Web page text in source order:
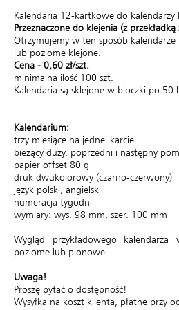
Kalendaria 12-kartkowe do kalendarzy
Przeznaczone do klejenia (z
Otrzymujemy w ten sposób
lub poziome klejone.
Cena - 0,60 zł/szt.
minimalna ilość 100 szt.
Kalendaria są sklejone w bloczki po
Kalendarium:
trzy miesiące na jednej karcie
bieżący duży, poprzedni i następny
papier offset 80 g
druk dwukolorowy (czarno-czerwony)
język polski, angielski
numeracja tygodni
wymiary: wys. 98 mm, szer. 100 mm
Wygląd przykładowego
poziome lub pionowe.
Uwaga!
Proszę pytać o dostępność!
Wysyłka na koszt klienta, płatne przy